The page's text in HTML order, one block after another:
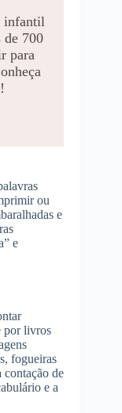
infantil
de 700
para
ou
e
e
por livros
fogueiras
contação de
e a